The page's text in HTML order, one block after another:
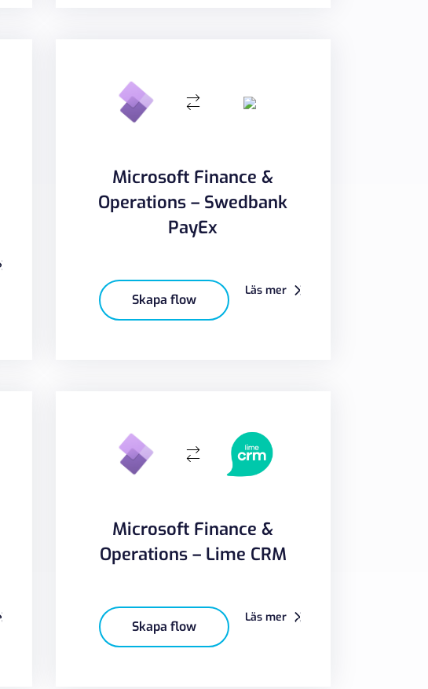
Microsoft Finance &
Operations – Swedbank
PayEx
Skapa flow
Läs mer
Microsoft Finance &
Operations – Lime CRM
Skapa flow
Läs mer